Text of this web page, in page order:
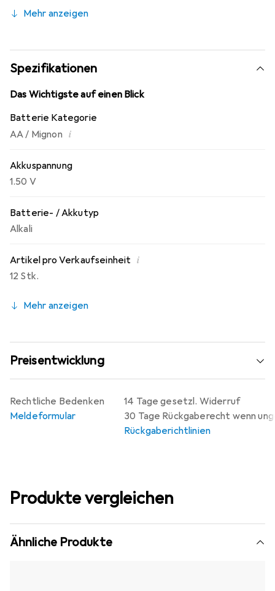
Öffnen der Packung und unkompliziertes Aufbewahren
Lagerfähigkeit von 10 Jahren.
Mehr anzeigen
Spezifikationen
Das Wichtigste auf einen Blick
Batterie Kategorie
AA / Mignon i
Akkuspannung
1.50 V
Batterie- / Akkutyp
Alkali
Artikel pro Verkaufseinheit i
12 Stk.
Mehr anzeigen
Preisentwicklung
14 Tage gesetzl. Widerruf
30 Tage Rückgaberecht wenn
Rückgaberichtlinien
Rechtliche Bedenken
Meldeformular
Produkte vergleichen
Ähnliche Produkte